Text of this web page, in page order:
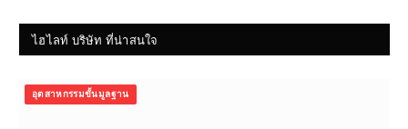
ไฮไลท์ บริษัท ที่น่าสนใจ
อุตสาหกรรมขั้นมูลฐาน